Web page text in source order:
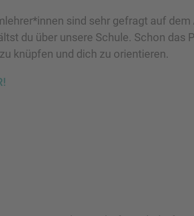
sind sehr gefragt auf
du über unsere Schule. Schon das
knüpfen und dich zu orientieren.